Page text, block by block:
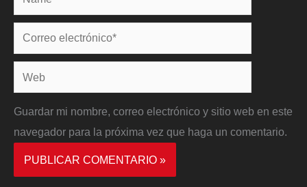
Correo
electrónico*
Web
Guardar mi nombre, correo electrónico y sitio web en este
navegador para la próxima vez que haga un comentario.